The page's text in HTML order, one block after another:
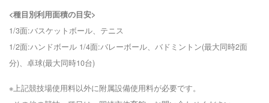
<種目別利用面積の目安>
1/3面:バスケットボール、テニス
1/2面:ハンドボール 1/4面:バレーボール、バドミントン(最大同時2面
分)、卓球(最大同時10台)
※上記競技場使用料以外に附属設備使用料が必要です。